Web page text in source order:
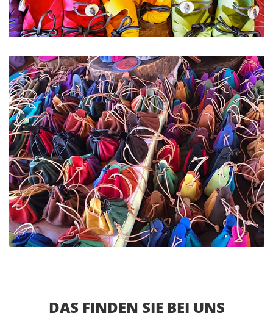
DAS FINDEN SIE BEI UNS